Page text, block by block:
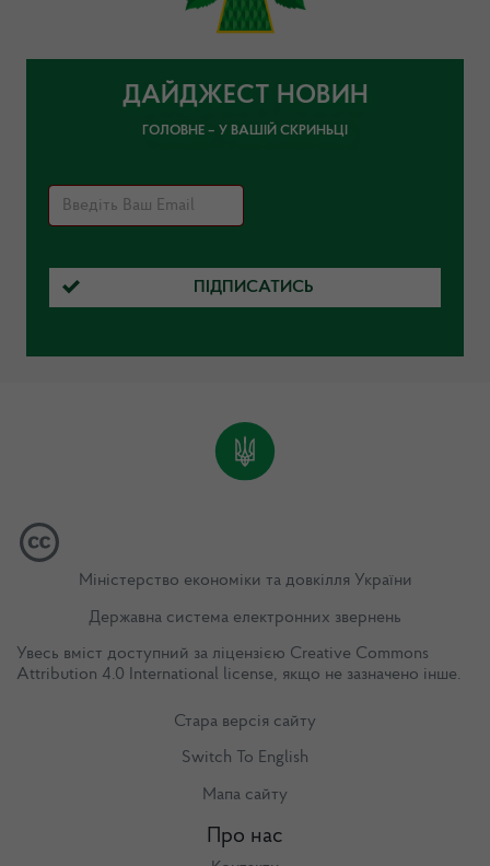
ДАЙДЖЕСТ НОВИН
ГОЛОВНЕ – У ВАШІЙ СКРИНЬЦІ
ПІДПИСАТИСЬ
Міністерство економіки та довкілля України
Державна система електронних звернень
Увесь вміст доступний за ліцензією Creative Commons
Attribution 4.0 International license, якщо не зазначено інше.
Стара версія сайту
Switch To English
Мапа сайту
Про нас